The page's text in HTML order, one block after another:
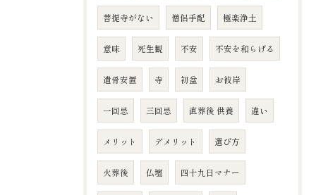
菩提寺がない 僧侶手配 極楽浄土
意味 死生観 不安 不安を和らげる
遺骨安置 寺 初盆 お彼岸
一回忌 三回忌 直葬後 供養 違い
メリット デメリット 選び方
火葬後 仏壇 四十九日マナー